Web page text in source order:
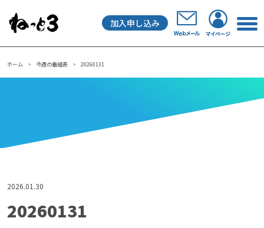
メインナビゲーション
加入申し込み
ホーム 今週の番組表 20260131
2026.01.30
20260131